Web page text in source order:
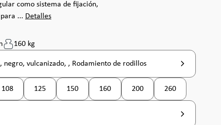
como sistema de fijación,
... Detalles
160 kg
negro, vulcanizado, , Rodamiento de rodillos
en este momento. )
108
(Esta opción no está disponible en este momento. )
125 150
(Esta opción no está disponible en este momento. )
160
(Esta opción no está disponible en este
200
(Esta opción no está
260
(Esta opción no